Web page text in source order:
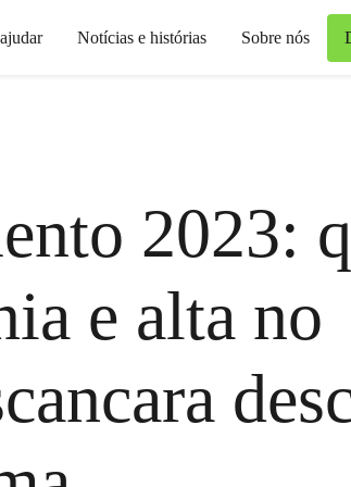
Notícias e histórias Sobre nós
2023:
e alta no